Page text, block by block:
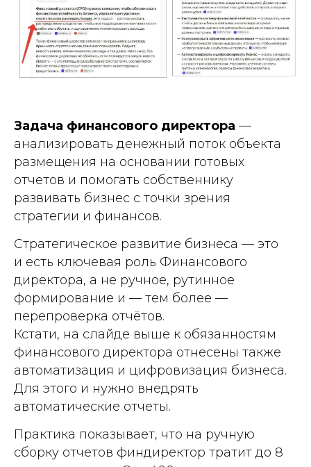
Задача финансового директора —
анализировать денежный поток объекта
размещения на основании готовых
отчетов и помогать собственнику
развивать бизнес с точки зрения
стратегии и финансов.
Стратегическое развитие бизнеса — это
и есть ключевая роль Финансового
директора, а не ручное, рутинное
формирование и — тем более —
перепроверка отчётов.
Кстати, на слайде выше к обязанностям
финансового директора отнесены также
автоматизация и цифровизация бизнеса.
Для этого и нужно внедрять
автоматические отчеты.
Практика показывает, что на ручную
сборку отчетов финдиректор тратит до 8